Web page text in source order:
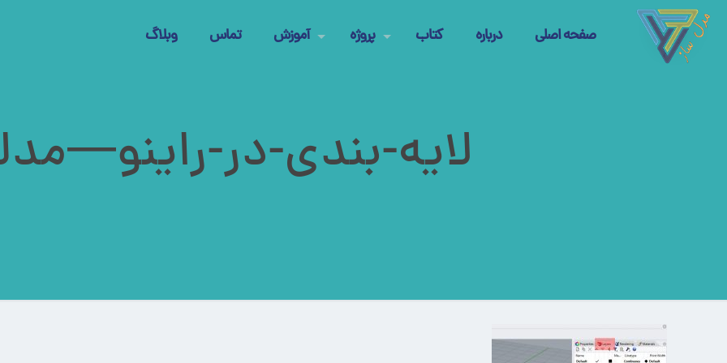
صفحه اصلی درباره کتاب پروژه آموزش تماس وبلاگ
لایه-بندی-در-